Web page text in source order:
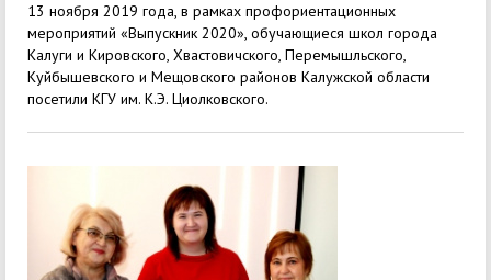
13 ноября 2019 года, в рамках профориентационных
мероприятий «Выпускник 2020», обучающиеся школ города
Калуги и Кировского, Хвастовичского, Перемышльского,
Куйбышевского и Мещовского районов Калужской области
посетили КГУ им. К.Э. Циолковского.